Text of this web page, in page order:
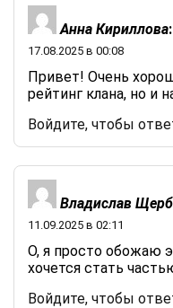
Анна Кириллова:
17.08.2025 в 00:08
Привет! Очень
рейтинг клана, но и
Войдите, чтобы
Владислав
11.09.2025 в 02:11
О, я просто обожаю
хочется стать
Войдите, чтобы